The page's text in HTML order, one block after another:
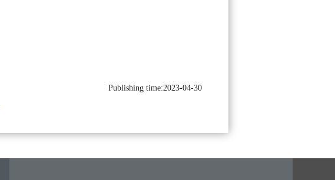
Publishing time:2023-04-30